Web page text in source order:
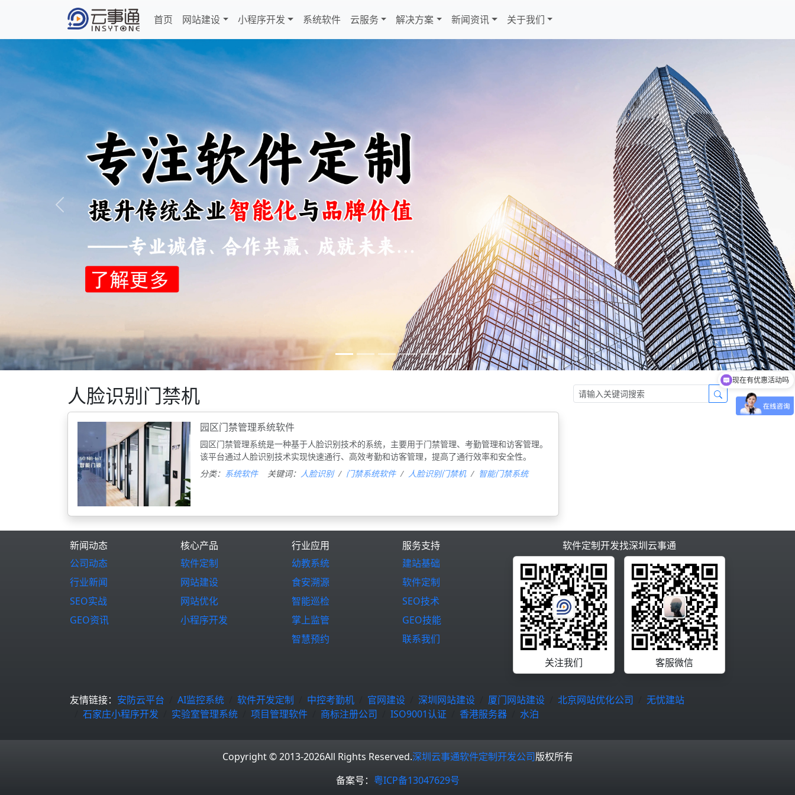
首页 网站建设 小程序开发 系统软件 云服务 解决方案 新闻资讯 关于我们
Previous Next
人脸识别门禁机
园区门禁管理系统软件
园区门禁管理系统‌是一种基于人脸识别技术的系统，主要用于门禁管理、考勤管理和访客管理。
该平台通过人脸识别技术实现快速通行、高效考勤和访客管理，提高了通行效率和安全性。
分类： 系统软件 关键词： 人脸识别 门禁系统软件 人脸识别门禁机 智能门禁系统
新闻动态
公司动态
行业新闻
SEO实战
GEO资讯
核心产品
软件定制
网站建设
网站优化
小程序开发
行业应用
幼教系统
食安溯源
智能巡检
掌上监管
智慧预约
服务支持
建站基础
软件定制
SEO技术
GEO技能
联系我们
软件定制开发找深圳云事通
关注我们 客服微信
友情链接： 安防云平台 AI监控系统 软件开发定制 中控考勤机 官网建设 深圳网站建设 厦门网站建设 北京网站优化公司
无忧建站
石家庄小程序开发
实验室管理系统 项目管理软件 商标注册公司 ISO9001认证 香港服务器 水泊
Copyright © 2013-2026All Rights Reserved.深圳云事通软件定制开发公司版权所有
备案号： 粤ICP备13047629号
可以介绍下你们的产品么
现在有优惠活动吗